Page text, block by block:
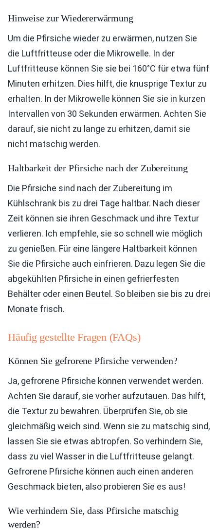
Hinweise zur Wiedererwärmung
Um die Pfirsiche wieder zu erwärmen, nutzen Sie
die Luftfritteuse oder die Mikrowelle. In der
Luftfritteuse können Sie sie bei 160°C für etwa fünf
Minuten erhitzen. Dies hilft, die knusprige Textur zu
erhalten. In der Mikrowelle können Sie sie in kurzen
Intervallen von 30 Sekunden erwärmen. Achten Sie
darauf, sie nicht zu lange zu erhitzen, damit sie
nicht matschig werden.
Haltbarkeit der Pfirsiche nach der Zubereitung
Die Pfirsiche sind nach der Zubereitung im
Kühlschrank bis zu drei Tage haltbar. Nach dieser
Zeit können sie ihren Geschmack und ihre Textur
verlieren. Ich empfehle, sie so schnell wie möglich
zu genießen. Für eine längere Haltbarkeit können
Sie die Pfirsiche auch einfrieren. Dazu legen Sie die
abgekühlten Pfirsiche in einen gefrierfesten
Behälter oder einen Beutel. So bleiben sie bis zu drei
Monate frisch.
Häufig gestellte Fragen (FAQs)
Können Sie gefrorene Pfirsiche verwenden?
Ja, gefrorene Pfirsiche können verwendet werden.
Achten Sie darauf, sie vorher aufzutauen. Das hilft,
die Textur zu bewahren. Überprüfen Sie, ob sie
gleichmäßig weich sind. Wenn sie zu matschig sind,
lassen Sie sie etwas abtropfen. So verhindern Sie,
dass zu viel Wasser in die Luftfritteuse gelangt.
Gefrorene Pfirsiche können auch einen anderen
Geschmack bieten, also probieren Sie es aus!
Wie verhindern Sie, dass Pfirsiche matschig
werden?